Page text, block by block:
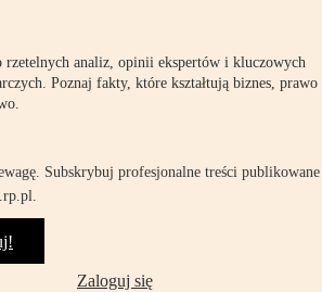
rzetelnych analiz, opinii ekspertów i kluczowych
Poznaj fakty, które kształtują biznes, prawo
Subskrybuj profesjonalne treści publikowane
Zaloguj się